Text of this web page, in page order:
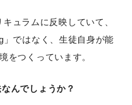
ュラムに反映していて、
」ではなく、生徒自身が能
をつくっています。
んでしょうか？